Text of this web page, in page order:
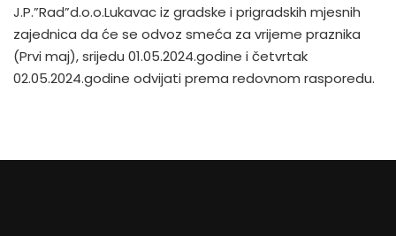
J.P.”Rad”d.o.o.Lukavac iz gradske i prigradskih mjesnih
zajednica da će se odvoz smeća za vrijeme praznika
(Prvi maj), srijedu 01.05.2024.godine i četvrtak
02.05.2024.godine odvijati prema redovnom rasporedu.